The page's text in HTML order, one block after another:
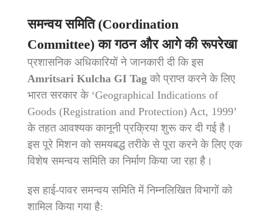
समन्वय समिति (Coordination
Committee) का गठन और आगे की रूपरेखा
प्रशासनिक अधिकारियों ने जानकारी दी कि इस
Amritsari Kulcha GI Tag को प्राप्त करने के लिए
भारत सरकार के ‘Geographical Indications of
Goods (Registration and Protection) Act, 1999’
के तहत आवश्यक कानूनी प्रक्रिया शुरू कर दी गई है।
इस पूरे मिशन को समयबद्ध तरीके से पूरा करने के लिए एक
विशेष समन्वय समिति का निर्माण किया जा रहा है।
इस हाई-पावर समन्वय समिति में निम्नलिखित विभागों को
शामिल किया गया है: